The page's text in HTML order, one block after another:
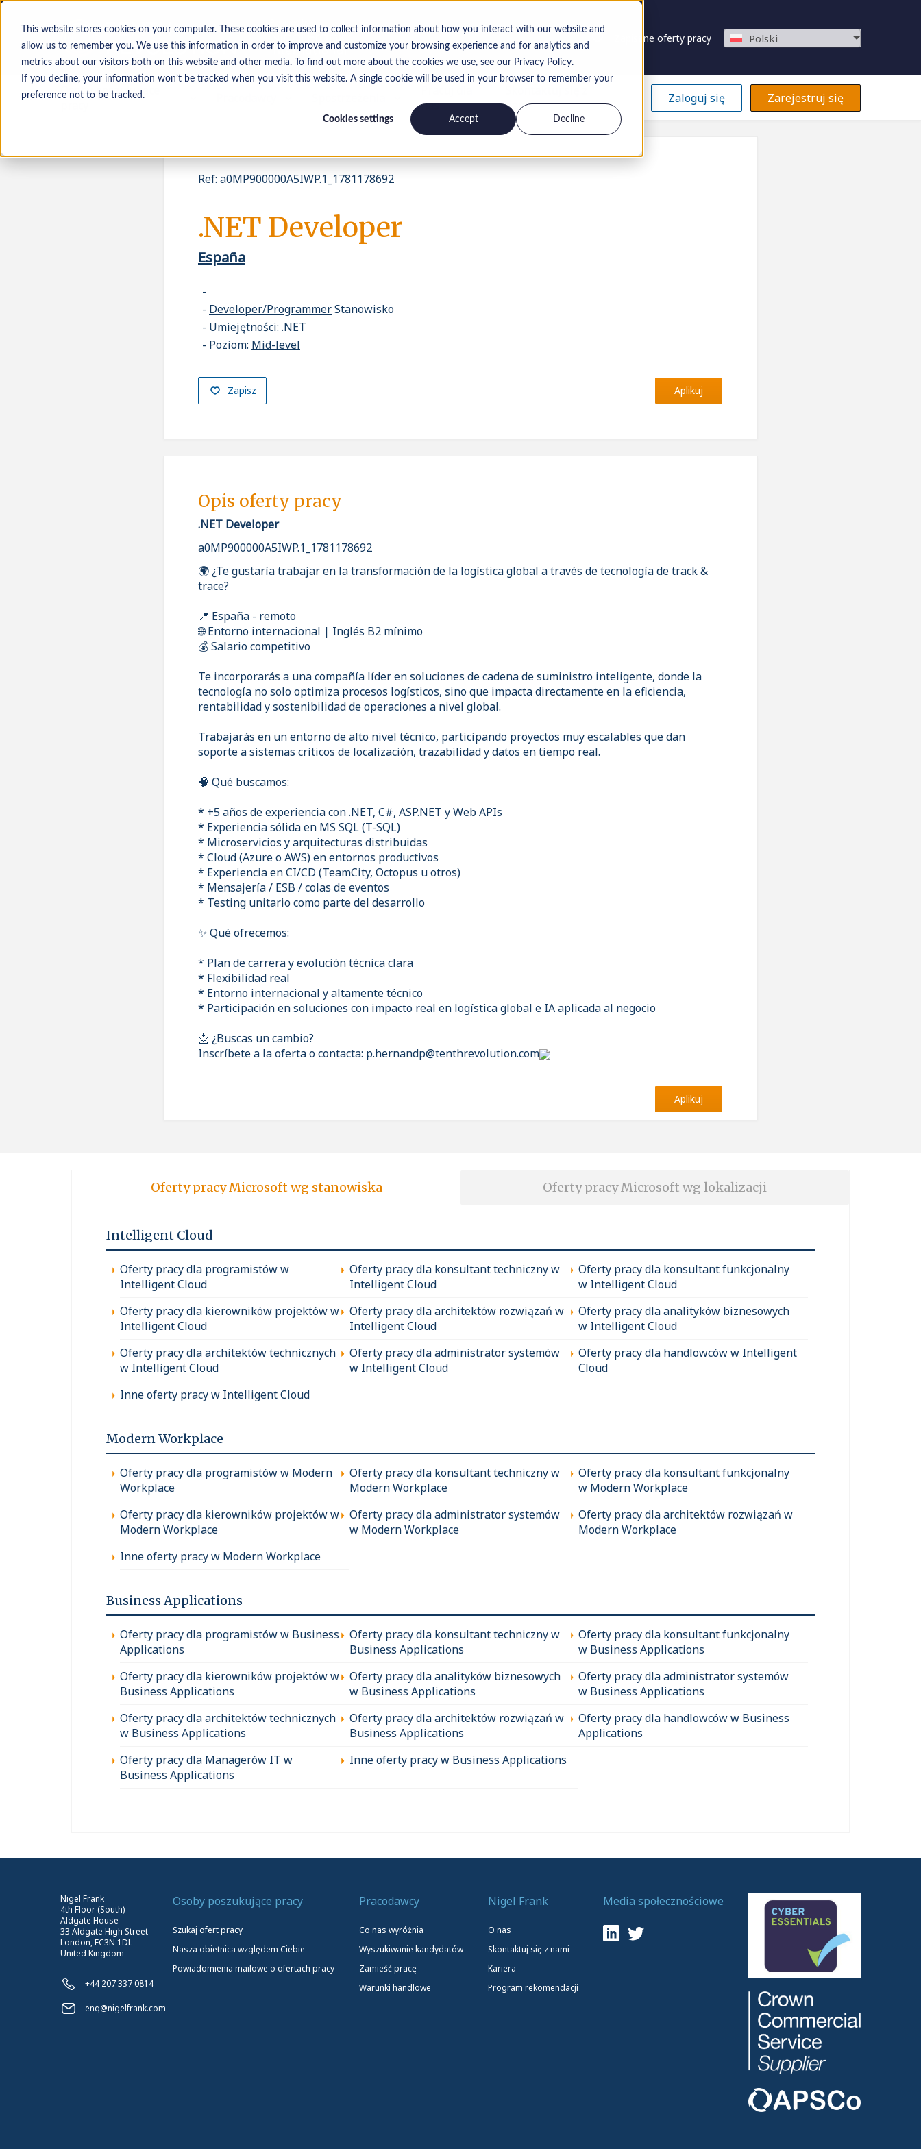
This website stores cookies on your computer. These cookies are used to collect information about how you interact with our website and
allow us to remember you. We use this information in order to improve and customize your browsing experience and for analytics and
metrics about our visitors both on this website and other media. To find out more about the cookies we use, see our Privacy Policy.
If you decline, your information won’t be tracked when you visit this website. A single cookie will be used in your browser to remember your
preference not to be tracked.
Cookies settings Accept Decline
Zapisane oferty pracy Polski
Osoby poszukujące
nas
nami
Zaloguj się Zarejestruj się
Ref: a0MP900000A5IWP.1_1781178692
.NET Developer
España
Developer/ProgrammerStanowisko
Umiejętności: .NET
Poziom: Mid-level
Zapisz Aplikuj
Opis oferty pracy
.NET Developer
a0MP900000A5IWP.1_1781178692
🌍 ¿Te gustaría trabajar en la transformación de la logística global a través de tecnología de track &
trace?
📍 España - remoto
🌐 Entorno internacional | Inglés B2 mínimo
💰 Salario competitivo
Te incorporarás a una compañía líder en soluciones de cadena de suministro inteligente, donde la
tecnología no solo optimiza procesos logísticos, sino que impacta directamente en la eficiencia,
rentabilidad y sostenibilidad de operaciones a nivel global.
Trabajarás en un entorno de alto nivel técnico, participando proyectos muy escalables que dan
soporte a sistemas críticos de localización, trazabilidad y datos en tiempo real.
🧠 Qué buscamos:
* +5 años de experiencia con .NET, C#, ASP.NET y Web APIs
* Experiencia sólida en MS SQL (T-SQL)
* Microservicios y arquitecturas distribuidas
* Cloud (Azure o AWS) en entornos productivos
* Experiencia en CI/CD (TeamCity, Octopus u otros)
* Mensajería / ESB / colas de eventos
* Testing unitario como parte del desarrollo
✨ Qué ofrecemos:
* Plan de carrera y evolución técnica clara
* Flexibilidad real
* Entorno internacional y altamente técnico
* Participación en soluciones con impacto real en logística global e IA aplicada al negocio
📩 ¿Buscas un cambio?
Inscríbete a la oferta o contacta: p.hernandp@tenthrevolution.com
Aplikuj
Oferty pracy Microsoft wg stanowiska Oferty pracy Microsoft wg lokalizacji
Intelligent Cloud
Oferty pracy dla programistów w
Intelligent Cloud
Oferty pracy dla konsultant techniczny w
Intelligent Cloud
Oferty pracy dla konsultant funkcjonalny
w Intelligent Cloud
Oferty pracy dla kierowników projektów w
Intelligent Cloud
Oferty pracy dla architektów rozwiązań w
Intelligent Cloud
Oferty pracy dla analityków biznesowych
w Intelligent Cloud
Oferty pracy dla architektów technicznych
w Intelligent Cloud
Oferty pracy dla administrator systemów
w Intelligent Cloud
Oferty pracy dla handlowców w Intelligent
Cloud
Inne oferty pracy w Intelligent Cloud
Modern Workplace
Oferty pracy dla programistów w Modern
Workplace
Oferty pracy dla konsultant techniczny w
Modern Workplace
Oferty pracy dla konsultant funkcjonalny
w Modern Workplace
Oferty pracy dla kierowników projektów w
Modern Workplace
Oferty pracy dla administrator systemów
w Modern Workplace
Oferty pracy dla architektów rozwiązań w
Modern Workplace
Inne oferty pracy w Modern Workplace
Business Applications
Oferty pracy dla programistów w Business
Applications
Oferty pracy dla konsultant techniczny w
Business Applications
Oferty pracy dla konsultant funkcjonalny
w Business Applications
Oferty pracy dla kierowników projektów w
Business Applications
Oferty pracy dla analityków biznesowych
w Business Applications
Oferty pracy dla administrator systemów
w Business Applications
Oferty pracy dla architektów technicznych
w Business Applications
Oferty pracy dla architektów rozwiązań w
Business Applications
Oferty pracy dla handlowców w Business
Applications
Oferty pracy dla Managerów IT w
Business Applications
Inne oferty pracy w Business Applications
Nigel Frank
4th Floor (South)
Aldgate House
33 Aldgate High Street
London, EC3N 1DL
United Kingdom
+44 207 337 0814
enq@nigelfrank.com
Osoby poszukujące pracy
Szukaj ofert pracy
Nasza obietnica względem Ciebie
Powiadomienia mailowe o ofertach pracy
Pracodawcy
Co nas wyróżnia
Wyszukiwanie kandydatów
Zamieść pracę
Warunki handlowe
Nigel Frank
O nas
Skontaktuj się z nami
Kariera
Program rekomendacji
Media społecznościowe